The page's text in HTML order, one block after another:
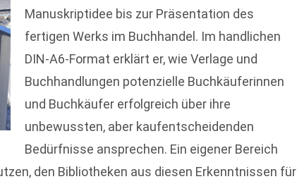
Manuskriptidee bis zur Präsentation des
fertigen Werks im Buchhandel. Im handlichen
DIN-A6-Format erklärt er, wie Verlage und
Buchhandlungen potenzielle Buchkäuferinnen
und Buchkäufer erfolgreich über ihre
unbewussten, aber kaufentscheidenden
Bedürfnisse ansprechen. Ein eigener Bereich
den Bibliotheken aus diesen Erkenntnissen für